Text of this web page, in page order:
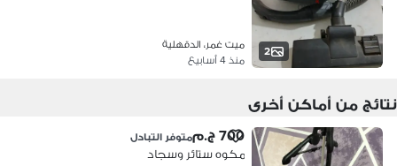
2
ميت غمر، الدقهلية
منذ 4 أسابيع
نتائج من أماكن أخرى
700 ج.م متوفر التبادل
مكوه ستائر وسجاد